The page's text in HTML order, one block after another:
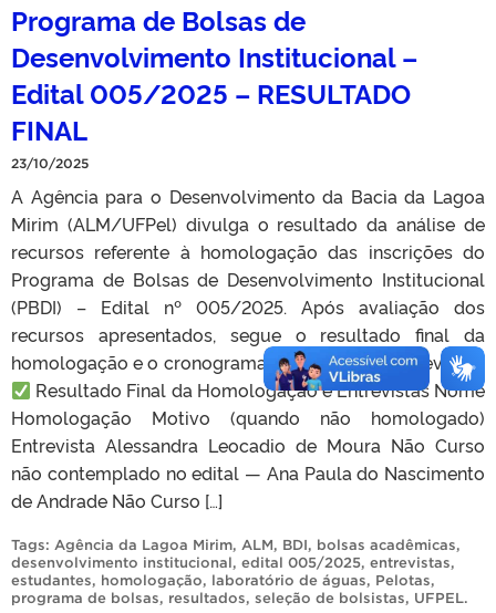
Programa de Bolsas de
Desenvolvimento Institucional –
Edital 005/2025 – RESULTADO
FINAL
23/10/2025
A Agência para o Desenvolvimento da Bacia da Lagoa
Mirim (ALM/UFPel) divulga o resultado da análise de
recursos referente à homologação das inscrições do
Programa de Bolsas de Desenvolvimento Institucional
(PBDI) – Edital nº 005/2025. Após avaliação dos
recursos apresentados, segue o resultado final da
homologação e o cronograma atualizado de entrevistas:
Resultado Final da Homologação e Entrevistas Nome
Homologação Motivo (quando não homologado)
Entrevista Alessandra Leocadio de Moura Não Curso
não contemplado no edital — Ana Paula do Nascimento
de Andrade Não Curso […]
Tags: Agência da Lagoa Mirim, ALM, BDI, bolsas acadêmicas,
desenvolvimento institucional, edital 005/2025, entrevistas,
estudantes, homologação, laboratório de águas, Pelotas,
programa de bolsas, resultados, seleção de bolsistas, UFPEL.